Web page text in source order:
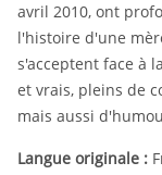
avril 2010, ont
l'histoire d'une
s'acceptent face à
et vrais, pleins de
mais aussi
Langue originale :